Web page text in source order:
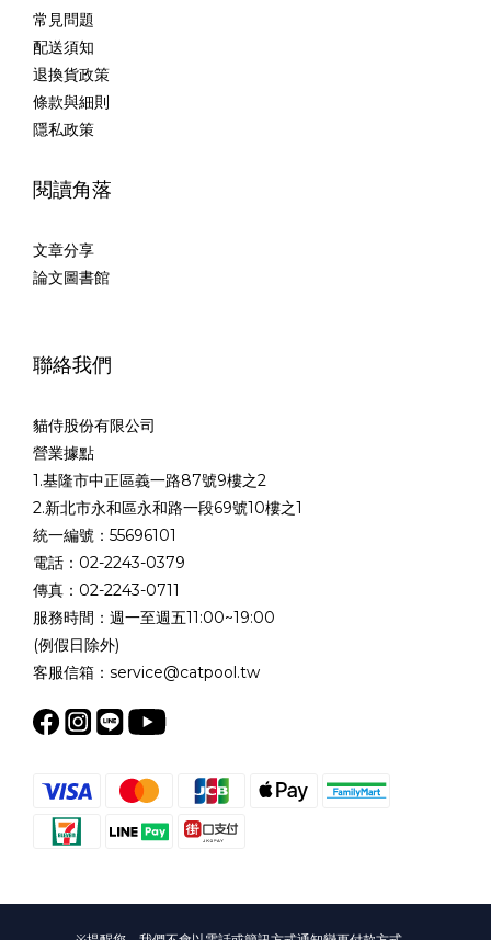
常見問題
配送須知
退換貨政策
條款與細則
隱私政策
閱讀角落
文章分享
論文圖書館
聯絡我們
貓侍股份有限公司
營業據點
1.基隆市中正區義一路87號9樓之2
2.新北市永和區永和路一段69號10樓之1
統一編號：55696101
電話：02-2243-0379
傳真：02-2243-0711
服務時間：週一至週五11:00~19:00
(例假日除外)
客服信箱：service@catpool.tw